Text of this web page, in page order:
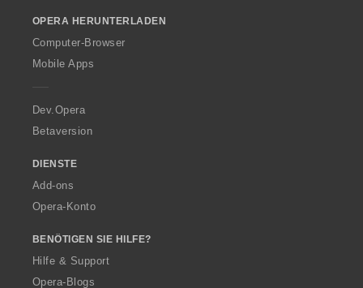
w
O
p
a
OPERA HERUNTERLADEN
Computer-Browser
Mobile Apps
Dev.Opera
Betaversion
DIENSTE
Add-ons
Opera-Konto
BENÖTIGEN SIE HILFE?
Hilfe & Support
Opera-Blogs